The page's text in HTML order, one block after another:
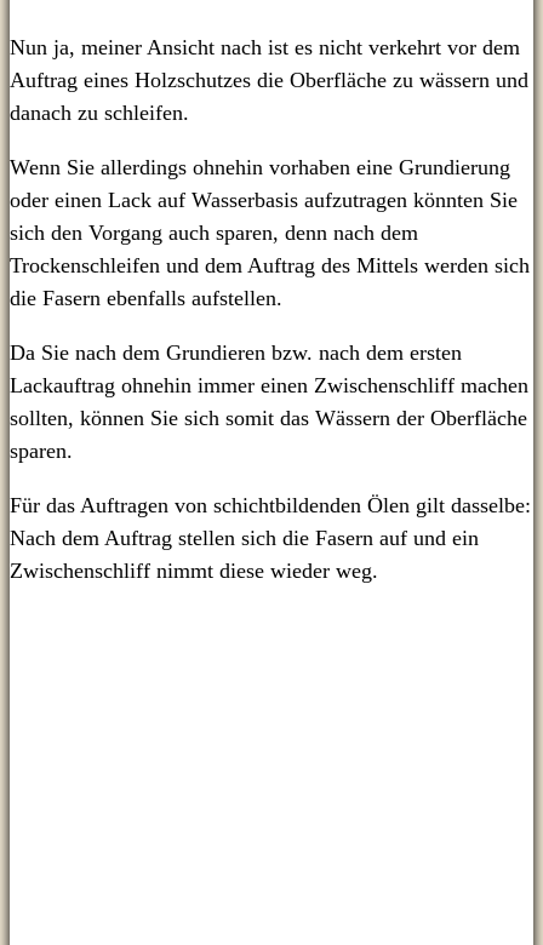
Nun ja, meiner Ansicht nach ist es nicht verkehrt vor dem
Auftrag eines Holzschutzes die Oberfläche zu wässern und
danach zu schleifen.
Wenn Sie allerdings ohnehin vorhaben eine Grundierung
oder einen Lack auf Wasserbasis aufzutragen könnten Sie
sich den Vorgang auch sparen, denn nach dem
Trockenschleifen und dem Auftrag des Mittels werden sich
die Fasern ebenfalls aufstellen.
Da Sie nach dem Grundieren bzw. nach dem ersten
Lackauftrag ohnehin immer einen Zwischenschliff machen
sollten, können Sie sich somit das Wässern der Oberfläche
sparen.
Für das Auftragen von schichtbildenden Ölen gilt dasselbe:
Nach dem Auftrag stellen sich die Fasern auf und ein
Zwischenschliff nimmt diese wieder weg.